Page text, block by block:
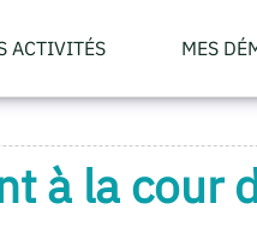
ACTIVITÉS MES
à la cour